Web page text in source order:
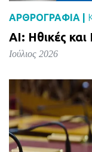
ΑΡΘΡΟΓΡΑΦΙΑ |
AI: Ηθικές και
Ιούλιος 2026